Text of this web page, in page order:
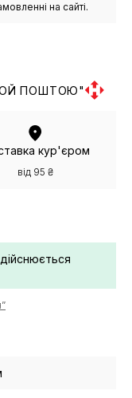
на сайті.
ПОШТОЮ"
кур'єром
від 95 ₴